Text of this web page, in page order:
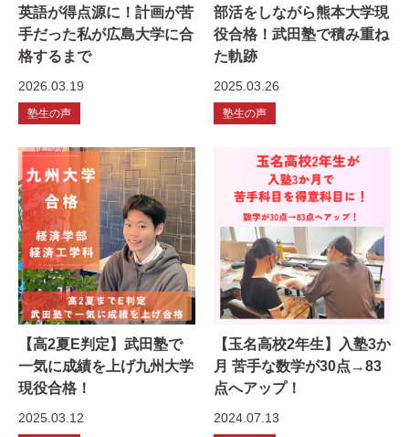
英語が得点源に！計画が苦
手だった私が広島大学に合
格するまで
2026.03.19
塾生の声
部活をしながら熊本大学現
役合格！武田塾で積み重ね
た軌跡
2025.03.26
塾生の声
【高2夏E判定】武田塾で
一気に成績を上げ九州大学
現役合格！
2025.03.12
【玉名高校2年生】入塾3か
月 苦手な数学が30点→83
点へアップ！
2024.07.13